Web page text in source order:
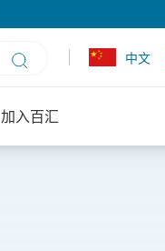
中文
加入百汇